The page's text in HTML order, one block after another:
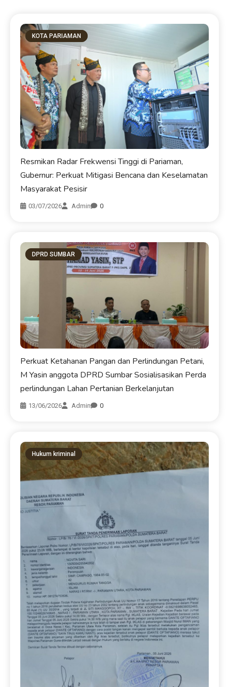
KOTA PARIAMAN
Resmikan Radar Frekwensi Tinggi di Pariaman,
Gubernur: Perkuat Mitigasi Bencana dan Keselamatan
Masyarakat Pesisir
03/07/2026 Admin 0
DPRD SUMBAR
Perkuat Ketahanan Pangan dan Perlindungan Petani,
M Yasin anggota DPRD Sumbar Sosialisasikan Perda
perlindungan Lahan Pertanian Berkelanjutan
13/06/2026 Admin 0
Hukum kriminal